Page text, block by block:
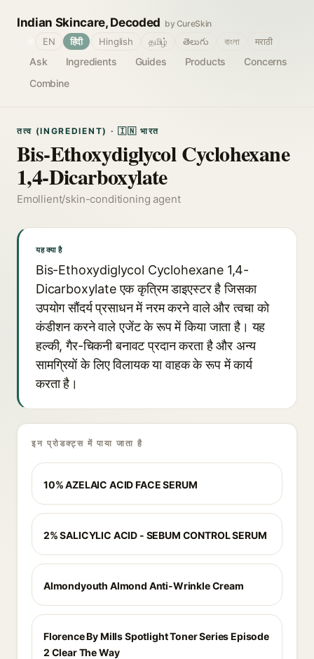
Indian Skincare, Decoded by CureSkin
Ask Ingredients Guides Products
Concerns
Combine
EN हिंदी Hinglish தமிழ் తెలుగు বাংলা मराठी
तत्व (INGREDIENT) · 🇮🇳 भारत
Bis-Ethoxydiglycol Cyclohexane
1,4-Dicarboxylate
Emollient/skin-conditioning agent
यह क्या है
Bis-Ethoxydiglycol Cyclohexane 1,4-
Dicarboxylate एक कृत्रिम डाइएस्टर है जिसका
उपयोग सौंदर्य प्रसाधन में नरम करने वाले और त्वचा को
कंडीशन करने वाले एजेंट के रूप में किया जाता है। यह
हल्की, गैर-चिकनी बनावट प्रदान करता है और अन्य
सामग्रियों के लिए विलायक या वाहक के रूप में कार्य
करता है।
इन प्रोडक्ट्स में पाया जाता है
10% AZELAIC ACID FACE SERUM
2% SALICYLIC ACID - SEBUM CONTROL SERUM
Almondyouth Almond Anti-Wrinkle Cream
Florence By Mills Spotlight Toner Series Episode
2 Clear The Way